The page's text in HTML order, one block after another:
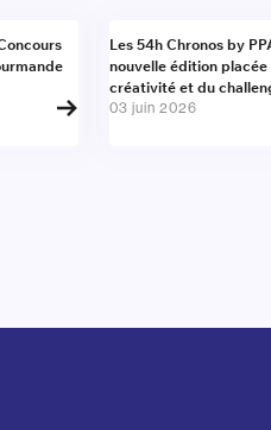
Actualité
Les 54h Chronos by
nouvelle édition placée
créativité et du
03 juin 2026